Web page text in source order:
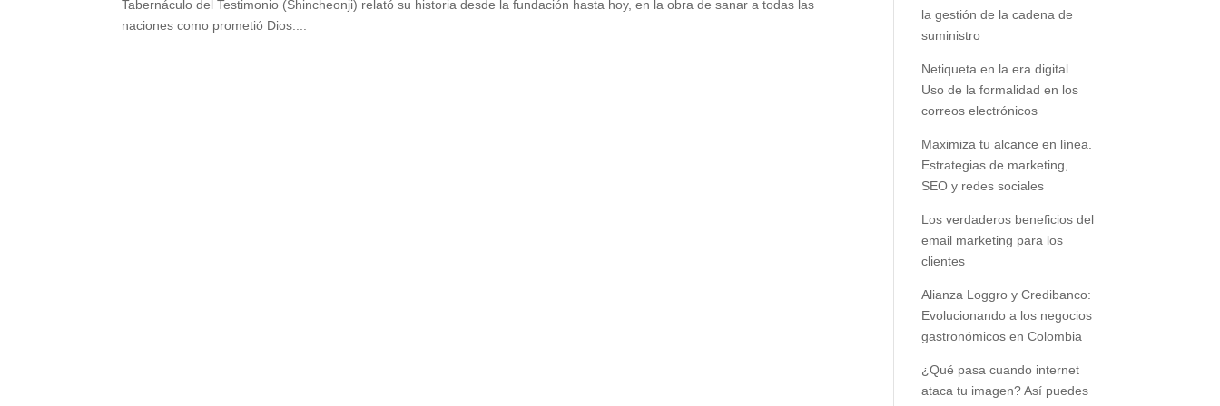
Tabernáculo del Testimonio (Shincheonji) relató su historia desde la fundación hasta hoy, en la obra de sanar a todas las
naciones como prometió Dios....
la gestión de la cadena de
suministro
Netiqueta en la era digital.
Uso de la formalidad en los
correos electrónicos
Maximiza tu alcance en línea.
Estrategias de marketing,
SEO y redes sociales
Los verdaderos beneficios del
email marketing para los
clientes
Alianza Loggro y Credibanco:
Evolucionando a los negocios
gastronómicos en Colombia
¿Qué pasa cuando internet
ataca tu imagen? Así puedes